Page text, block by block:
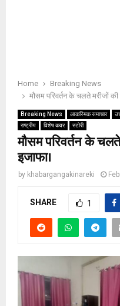
Home
Breaking News
मौसम परिवर्तन के चलते मरीजों
Breaking News आकस्मिक समाचार
राष्ट्रीय
विशेष कवर स्टोरी
मौसम परिवर्तन के
इजाफा।
by khabargangakinareki
SHARE 1